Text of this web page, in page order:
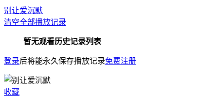
别让爱沉默
清空全部播放记录
暂无观看历史记录列表
登录后将能永久保存播放记录免费注册
收藏